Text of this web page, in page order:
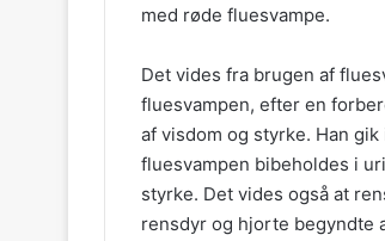
med røde fluesvampe.
Det vides fra brugen af
fluesvampen, efter en
af visdom og styrke. Han
fluesvampen bibeholdes i
styrke. Det vides også at
rensdyr og hjorte begyndte